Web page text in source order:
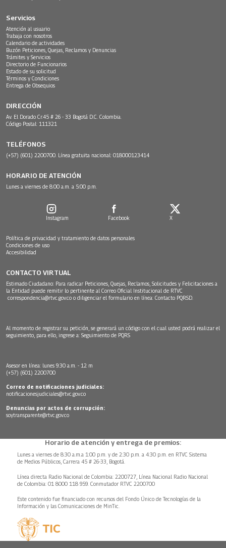
Servicios
Atención al usuario
Trabaja con nosotros
Calendario de actividades
Buzón Peticiones, Quejas, Reclamos y Denuncias
Trámites y Servicios
Directorio de Funcionarios
Estado de su solicitud
Términos y Condiciones
Entrega de Obsequios
DIRECCIÓN
Av. El Dorado Cr.45 # 26 - 33 Bogotá D.C. Colombia.
Código Postal: 111321
TELÉFONOS
(+57) (601) 2200700. Línea gratuita nacional: 018000123414
HORARIO DE ATENCIÓN
Lunes a viernes de 8:00 a.m. a 5:00 p.m.
Instagram Facebook X
Política de privacidad y tratamiento de datos personales
Condiciones de uso
Accesibilidad
CONTACTO VIRTUAL
Estimado Ciudadano: Para radicar Peticiones, Quejas, Reclamos, Solicitudes y Felicitaciones a
la Entidad puede remitir lo pertinente al Correo Oficial Institucional de RTVC
correspondencia@rtvc.gov.co o diligenciar el formulario en línea: Contacto PQRSD.
Al momento de registrar su petición, se generará un código con el cual usted podrá realizar el
seguimiento, para ello, ingrese a: Seguimiento de PQRS
Asesor en línea: lunes 9:30 a.m. - 12 m
(+57) (601) 2200700
Correo de notificaciones judiciales:
notificacionesjudiciales@rtvc.gov.co
Denuncias por actos de corrupción:
soytransparente@rtvc.gov.co
Horario de atención y entrega de premios:
Lunes a viernes de 8:30 a.m.a 1:00 p.m. y de 2:30 p.m. a 4:30 p.m. en RTVC Sistema
de Medios Públicos, Carrera 45 # 26-33, Bogotá.
Línea directa Radio Nacional de Colombia: 2200727, Línea Nacional Radio Nacional
de Colombia: 01 8000 118 959. Conmutador RTVC 2200700
Este contenido fue financiado con recursos del Fondo Único de Tecnologías de la
Información y las Comunicaciones de MinTic.